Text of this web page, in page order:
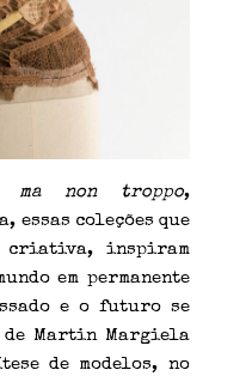
ma non troppo,
essas coleções que
criativa, inspiram
em permanente
e o futuro se
de Martin Margiela
de modelos, no